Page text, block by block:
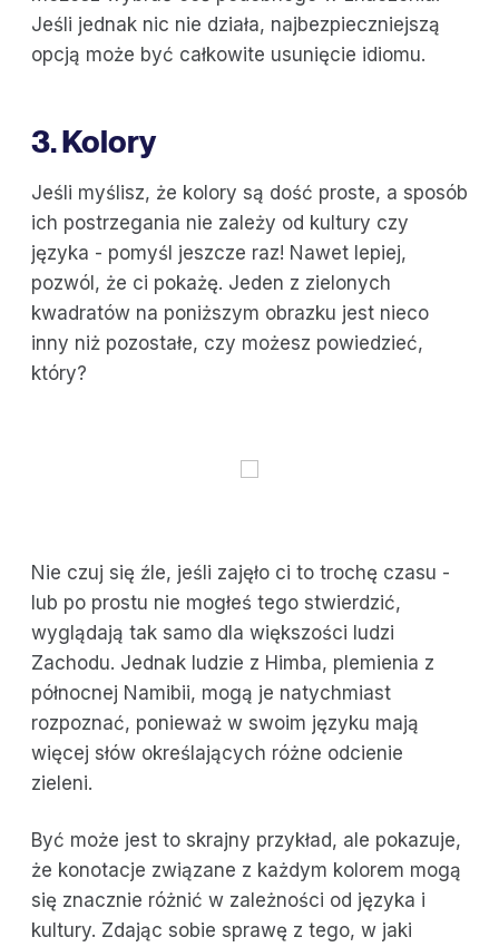
Jeśli jednak nic nie działa, najbezpieczniejszą
opcją może być całkowite usunięcie idiomu.
3. Kolory
Jeśli myślisz, że kolory są dość proste, a sposób
ich postrzegania nie zależy od kultury czy
języka - pomyśl jeszcze raz! Nawet lepiej,
pozwól, że ci pokażę. Jeden z zielonych
kwadratów na poniższym obrazku jest nieco
inny niż pozostałe, czy możesz powiedzieć,
który?
Nie czuj się źle, jeśli zajęło ci to trochę czasu -
lub po prostu nie mogłeś tego stwierdzić,
wyglądają tak samo dla większości ludzi
Zachodu. Jednak ludzie z Himba, plemienia z
północnej Namibii, mogą je natychmiast
rozpoznać, ponieważ w swoim języku mają
więcej słów określających różne odcienie
zieleni.
Być może jest to skrajny przykład, ale pokazuje,
że konotacje związane z każdym kolorem mogą
się znacznie różnić w zależności od języka i
kultury. Zdając sobie sprawę z tego, w jaki